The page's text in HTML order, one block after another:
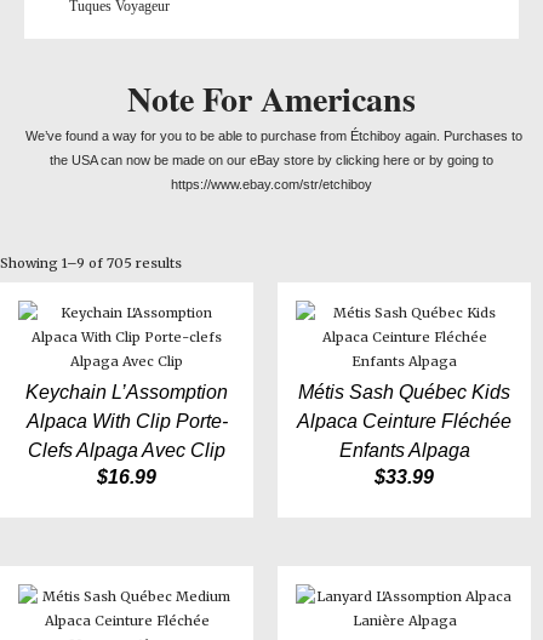
Note For Americans
We’ve found a way for you to be able to purchase from Étchiboy again. Purchases to
the USA can now be made on our eBay store by clicking here or by going to
https://www.ebay.com/str/etchiboy
Showing 1–9 of 705 results
Keychain L’Assomption
Alpaca With Clip Porte-
Clefs Alpaga Avec Clip
$16.99
Métis Sash Québec Kids
Alpaca Ceinture Fléchée
Enfants Alpaga
$33.99
Tuques Voyageur